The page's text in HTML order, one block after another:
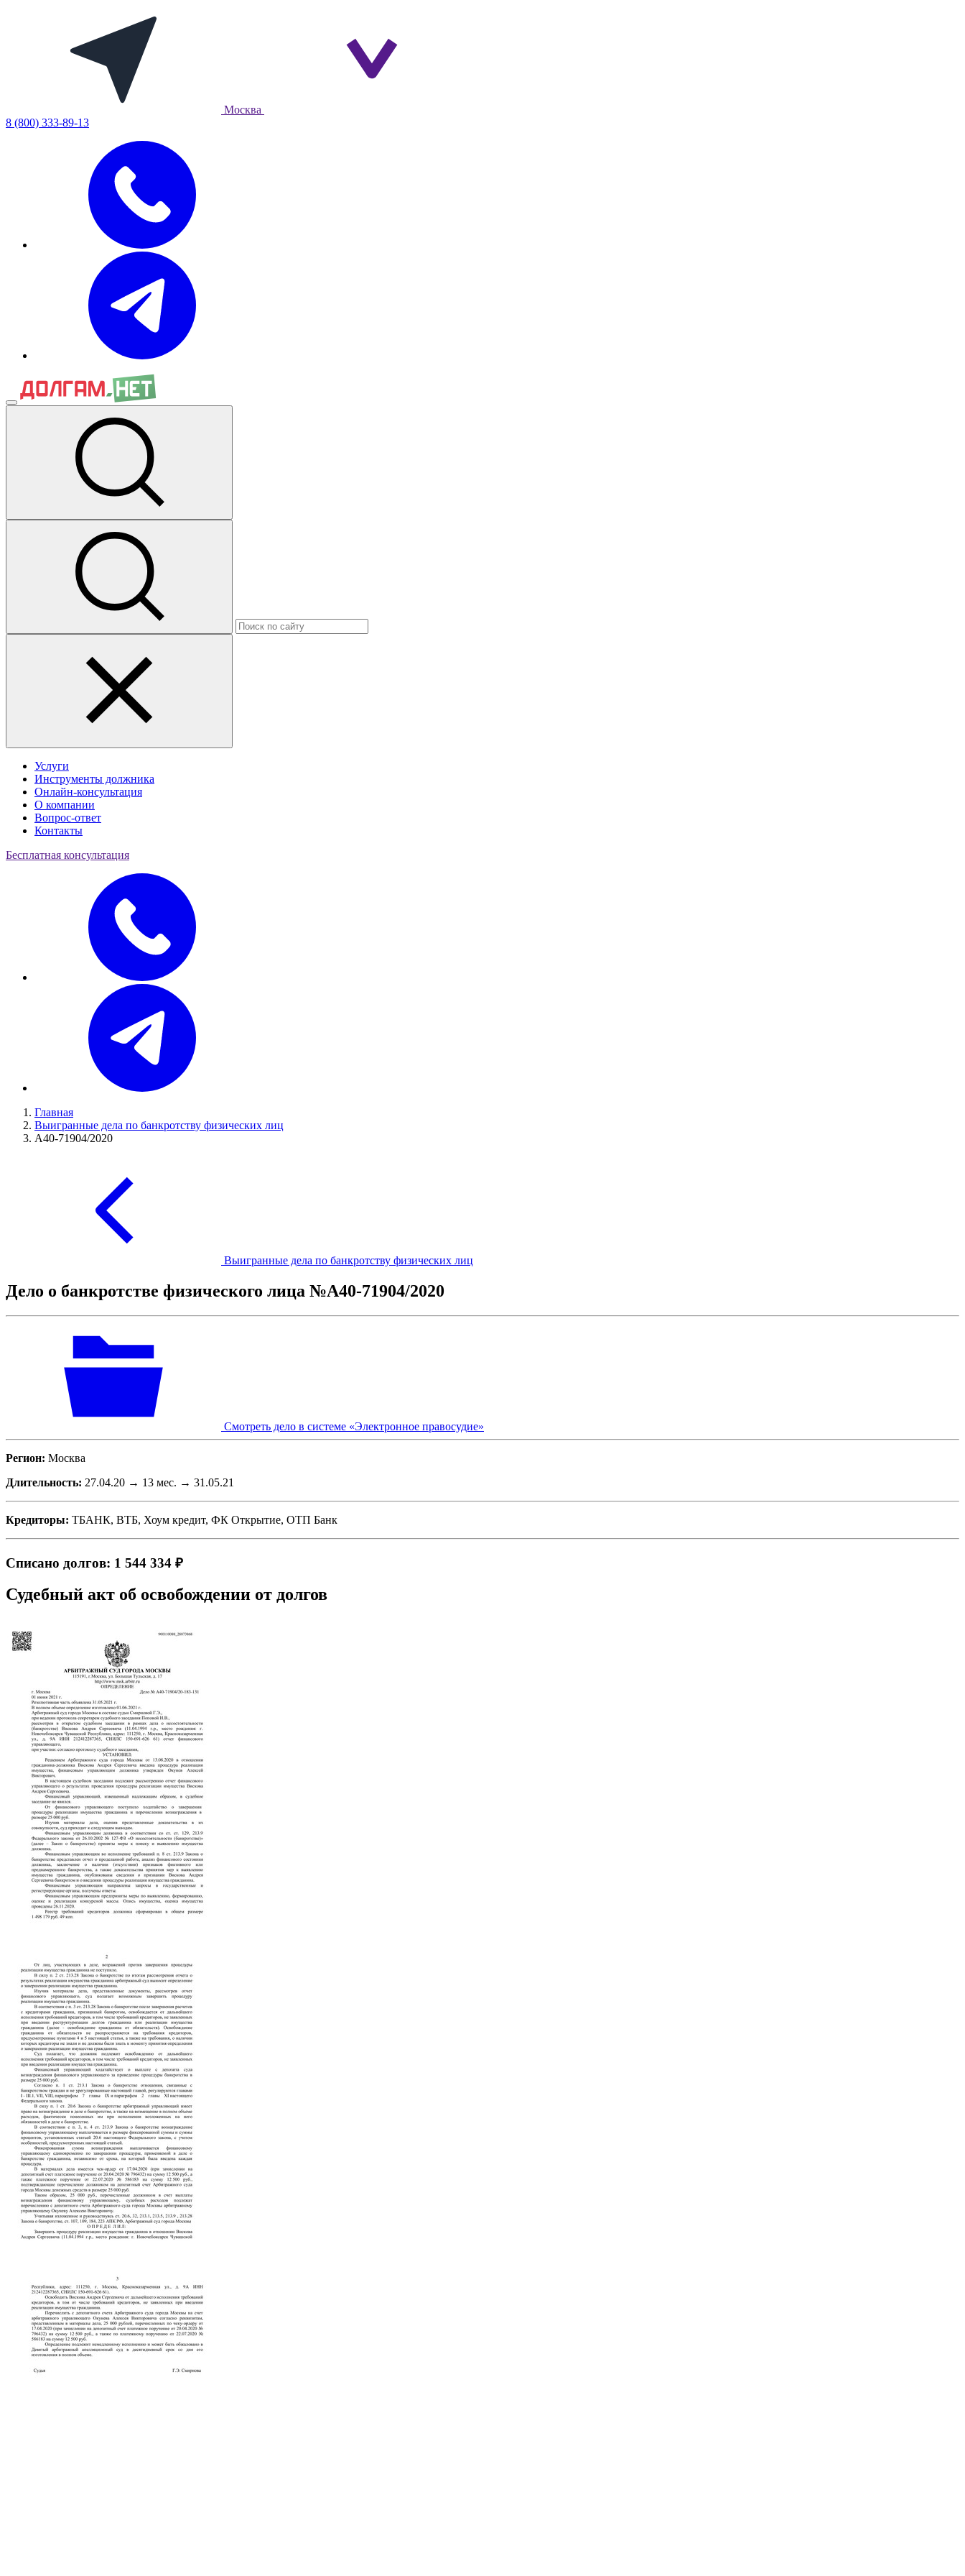
Москва
8 (800) 333-89-13
Услуги
Инструменты должника
Онлайн-консультация
О компании
Вопрос-ответ
Контакты
Бесплатная консультация
Главная
Выигранные дела по банкротству физических лиц
А40-71904/2020
Выигранные дела по банкротству физических лиц
Дело о банкротстве физического лица №А40-71904/2020
Смотреть дело в системе «Электронное правосудие»
Регион: Москва
Длительность: 27.04.20 → 13 мес. → 31.05.21
Кредиторы: ТБАНК, ВТБ, Хоум кредит, ФК Открытие, ОТП Банк
Списано долгов: 1 544 334 ₽
Судебный акт об освобождении от долгов